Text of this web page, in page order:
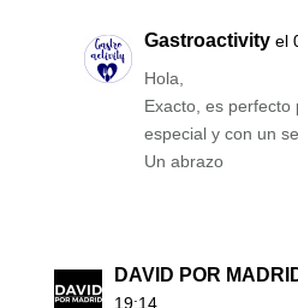
Gastroactivity el
Hola,
Exacto, es perfecto
especial y con un
Un abrazo
DAVID POR
19:14